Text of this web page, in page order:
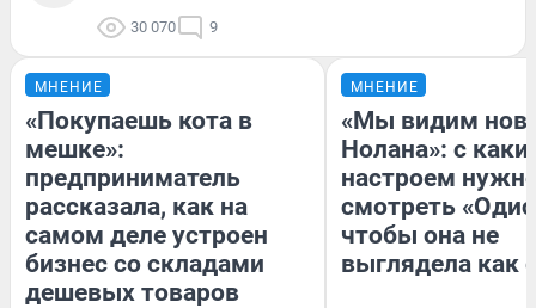
30 070 9
МНЕНИЕ
«Покупаешь кота в
мешке»:
предприниматель
рассказала, как на
самом деле устроен
бизнес со складами
дешевых товаров
МНЕНИЕ
«Мы видим
Нолана»: с
настроем
смотреть
чтобы она не
выглядела как